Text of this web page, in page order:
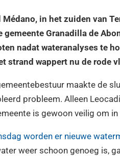
Médano, in het zuiden van
gemeente Granadilla de
nadat wateranalyses te
strand wappert nu de rode
maakte de
probleem. Alleen
is gewoon veilig om
worden er nieuwe
weer schoon genoeg is,